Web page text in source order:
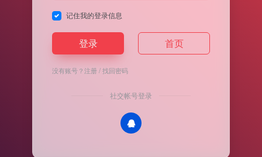
记住我的登录信息
登录 首页
没有账号？注册/找回密码
社交帐号登录